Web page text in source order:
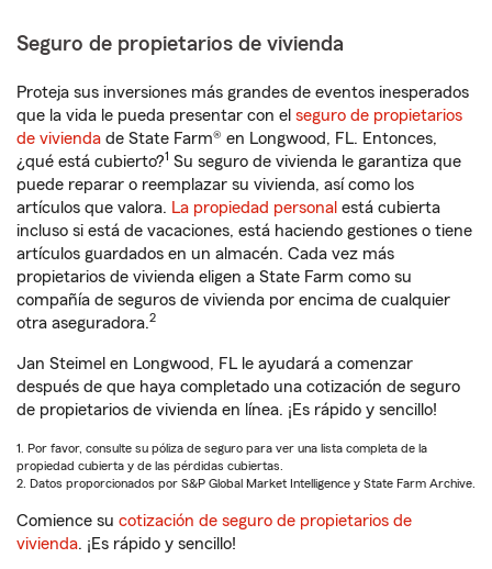
Seguro de propietarios de vivienda
Proteja sus inversiones más grandes de eventos inesperados
que la vida le pueda presentar con el seguro de propietarios
de vivienda de State Farm® en Longwood, FL. Entonces,
¿qué está cubierto?1 Su seguro de vivienda le garantiza que
puede reparar o reemplazar su vivienda, así como los
artículos que valora. La propiedad personal está cubierta
incluso si está de vacaciones, está haciendo gestiones o tiene
artículos guardados en un almacén. Cada vez más
propietarios de vivienda eligen a State Farm como su
compañía de seguros de vivienda por encima de cualquier
otra aseguradora.2
Jan Steimel en Longwood, FL le ayudará a comenzar
después de que haya completado una cotización de seguro
de propietarios de vivienda en línea. ¡Es rápido y sencillo!
1. Por favor, consulte su póliza de seguro para ver una lista completa de la
propiedad cubierta y de las pérdidas cubiertas.
2. Datos proporcionados por S&P Global Market Intelligence y State Farm Archive.
Comience su cotización de seguro de propietarios de
vivienda. ¡Es rápido y sencillo!